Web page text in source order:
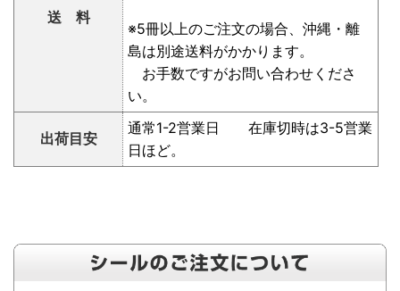
送 料
※5冊以上のご注文の場合、沖縄・離
島は別途送料がかかります。
お手数ですがお問い合わせくださ
い。
出荷目安
通常1-2営業日 在庫切時は3-5営業
日ほど。